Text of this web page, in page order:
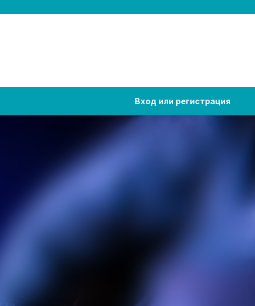
Вход или регистрация